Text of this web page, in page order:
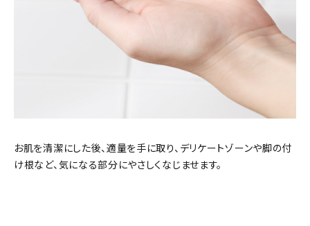
お肌を清潔にした後、適量を手に取り、デリケートゾーンや脚の付
け根など、気になる部分にやさしくなじませます。